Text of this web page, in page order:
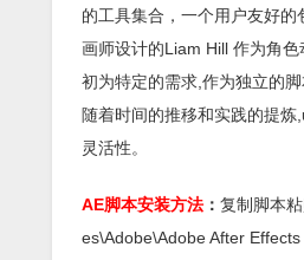
的工具集合，一个用户友好的
画师设计的Liam Hill 作为角
初为特定的需求,作为独立的脚
随着时间的推移和实践的提炼
灵活性。
AE脚本安装方法 ： 复制脚本
es\Adobe\Adobe After